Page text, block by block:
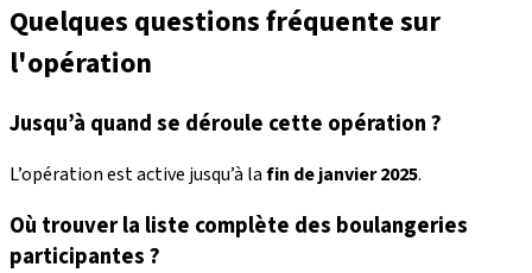
Quelques questions fréquente sur
l'opération
Jusqu’à quand se déroule cette opération ?
L’opération est active jusqu’à lafin de janvier 2025.
Où trouver la liste complète des boulangeries
participantes ?